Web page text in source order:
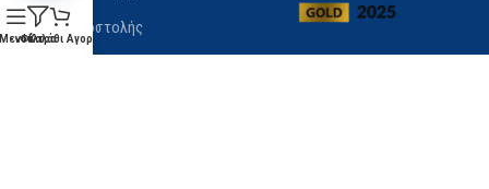
Τρόποι Αποστολής
ΜενούΦίλτρα
Καλάθι Αγορών